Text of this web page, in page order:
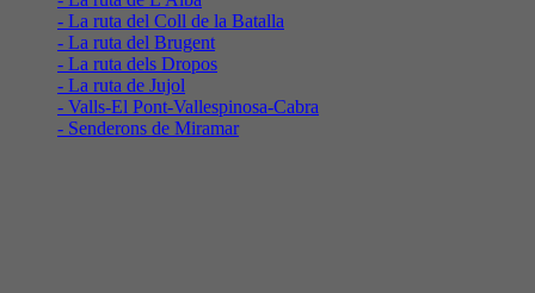
- La ruta del Coll de la Batalla
- La ruta del Brugent
- La ruta dels Dropos
- La ruta de Jujol
- Valls-El Pont-Vallespinosa-Cabra
- Senderons de Miramar